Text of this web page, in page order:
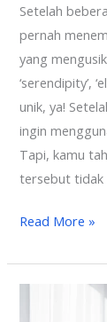
Setelah
pernah
yang
‘serendipity’,
unik, ya!
ingin
Tapi, kamu
tersebut tidak
Read More »